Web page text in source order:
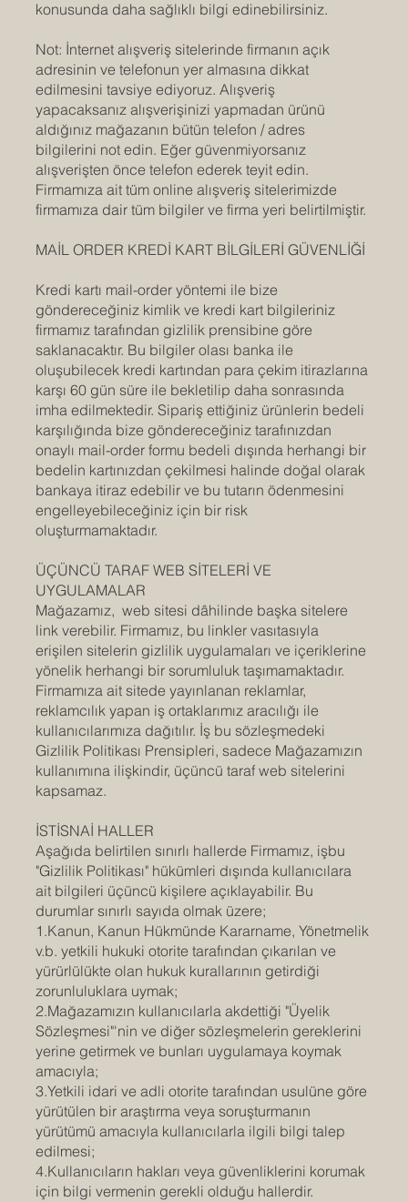
konusunda daha sağlıklı bilgi edinebilirsiniz.
Not: İnternet alışveriş sitelerinde firmanın açık
adresinin ve telefonun yer almasına dikkat
edilmesini tavsiye ediyoruz. Alışveriş
yapacaksanız alışverişinizi yapmadan ürünü
aldığınız mağazanın bütün telefon / adres
bilgilerini not edin. Eğer güvenmiyorsanız
alışverişten önce telefon ederek teyit edin.
Firmamıza ait tüm online alışveriş sitelerimizde
firmamıza dair tüm bilgiler ve firma yeri belirtilmiştir.
MAİL ORDER KREDİ KART BİLGİLERİ GÜVENLİĞİ
Kredi kartı mail-order yöntemi ile bize
göndereceğiniz kimlik ve kredi kart bilgileriniz
firmamız tarafından gizlilik prensibine göre
saklanacaktır. Bu bilgiler olası banka ile
oluşubilecek kredi kartından para çekim itirazlarına
karşı 60 gün süre ile bekletilip daha sonrasında
imha edilmektedir. Sipariş ettiğiniz ürünlerin bedeli
karşılığında bize göndereceğiniz tarafınızdan
onaylı mail-order formu bedeli dışında herhangi bir
bedelin kartınızdan çekilmesi halinde doğal olarak
bankaya itiraz edebilir ve bu tutarın ödenmesini
engelleyebileceğiniz için bir risk
oluşturmamaktadır.
ÜÇÜNCÜ TARAF WEB SİTELERİ VE
UYGULAMALAR
Mağazamız, web sitesi dâhilinde başka sitelere
link verebilir. Firmamız, bu linkler vasıtasıyla
erişilen sitelerin gizlilik uygulamaları ve içeriklerine
yönelik herhangi bir sorumluluk taşımamaktadır.
Firmamıza ait sitede yayınlanan reklamlar,
reklamcılık yapan iş ortaklarımız aracılığı ile
kullanıcılarımıza dağıtılır. İş bu sözleşmedeki
Gizlilik Politikası Prensipleri, sadece Mağazamızın
kullanımına ilişkindir, üçüncü taraf web sitelerini
kapsamaz.
İSTİSNAİ HALLER
Aşağıda belirtilen sınırlı hallerde Firmamız, işbu
"Gizlilik Politikası" hükümleri dışında kullanıcılara
ait bilgileri üçüncü kişilere açıklayabilir. Bu
durumlar sınırlı sayıda olmak üzere;
1.Kanun, Kanun Hükmünde Kararname, Yönetmelik
v.b. yetkili hukuki otorite tarafından çıkarılan ve
yürürlülükte olan hukuk kurallarının getirdiği
zorunluluklara uymak;
2.Mağazamızın kullanıcılarla akdettiği "Üyelik
Sözleşmesi"'nin ve diğer sözleşmelerin gereklerini
yerine getirmek ve bunları uygulamaya koymak
amacıyla;
3.Yetkili idari ve adli otorite tarafından usulüne göre
yürütülen bir araştırma veya soruşturmanın
yürütümü amacıyla kullanıcılarla ilgili bilgi talep
edilmesi;
4.Kullanıcıların hakları veya güvenliklerini korumak
için bilgi vermenin gerekli olduğu hallerdir.